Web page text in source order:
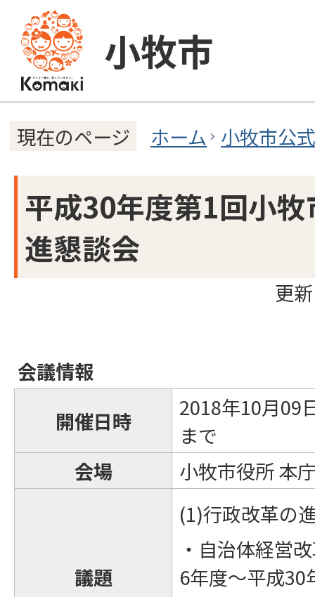
小牧市
現在のページ ホーム 小牧市公
平成30年度第1回小
進懇談会
更
会議情報
開催日時
2018年10月09
まで
会場
小牧市役所 本
議題
(1)行政改革の
・自治体経営
6年度～平成30